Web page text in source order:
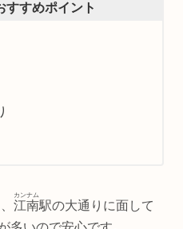
すすめポイント
江南
カンナム
駅の大通りに面して